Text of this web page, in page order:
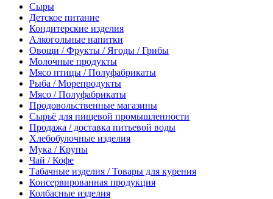
Сыры
Детское питание
Кондитерские изделия
Алкогольные напитки
Овощи / Фрукты / Ягоды / Грибы
Молочные продукты
Мясо птицы / Полуфабрикаты
Рыба / Морепродукты
Мясо / Полуфабрикаты
Продовольственные магазины
Сырьё для пищевой промышленности
Продажа / доставка питьевой воды
Хлебобулочные изделия
Мука / Крупы
Чай / Кофе
Табачные изделия / Товары для курения
Консервированная продукция
Колбасные изделия